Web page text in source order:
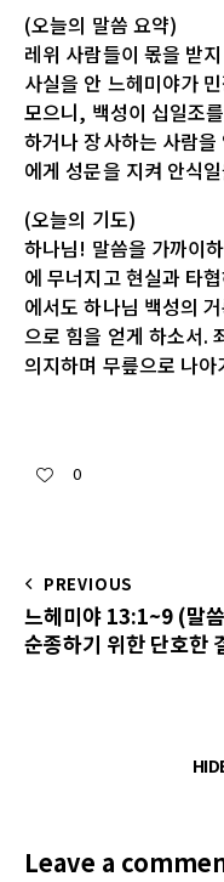
(오늘의 말씀 요약)
레위 사람들이 몫을 받
사실을 안 느헤미야가
모으니, 백성이 십일조
하거나 장사하는 사람
에게 성문을 지켜 안식
(오늘의 기도)
하나님! 말씀을 가까이
에 무너지고 현실과 타
에서도 하나님 백성의
으로 힘을 얻게 하소서.
의지하며 무릎으로 나
0
PREVIOUS
느헤미야 13:1~9 (말
순종하기 위한 단호한
Leave a